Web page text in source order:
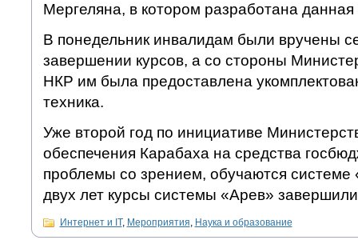
Мергеляна, в котором разработана
В понедельник инвалидам были вручены
завершении курсов, а со стороны
НКР им была предоставлена
техника.
Уже второй год по инициативе
обеспечения Карабаха на средства
проблемы со зрением, обучаются системе
двух лет курсы системы «Арев»
Интернет и IT, Мероприятия, Наука и образование